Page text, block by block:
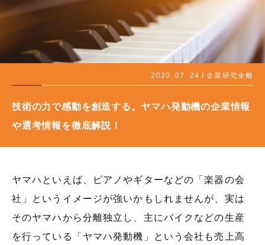
2020. 07. 24 企業研究全般
技術の力で感動を創造する。ヤマハ発動機の企業情報
や選考情報を徹底解説！
ヤマハといえば、ピアノやギターなどの「楽器の会
社」というイメージが強いかもしれませんが、実は
そのヤマハから分離独立し、主にバイクなどの生産
を行っている「ヤマハ発動機」という会社も売上高